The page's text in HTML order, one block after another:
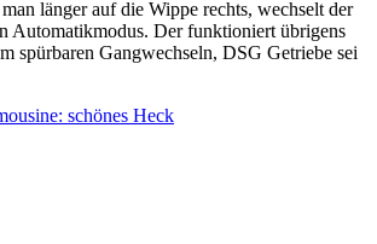
länger auf die Wippe rechts, wechselt der
Automatikmodus. Der funktioniert übrigens
spürbaren Gangwechseln, DSG Getriebe sei